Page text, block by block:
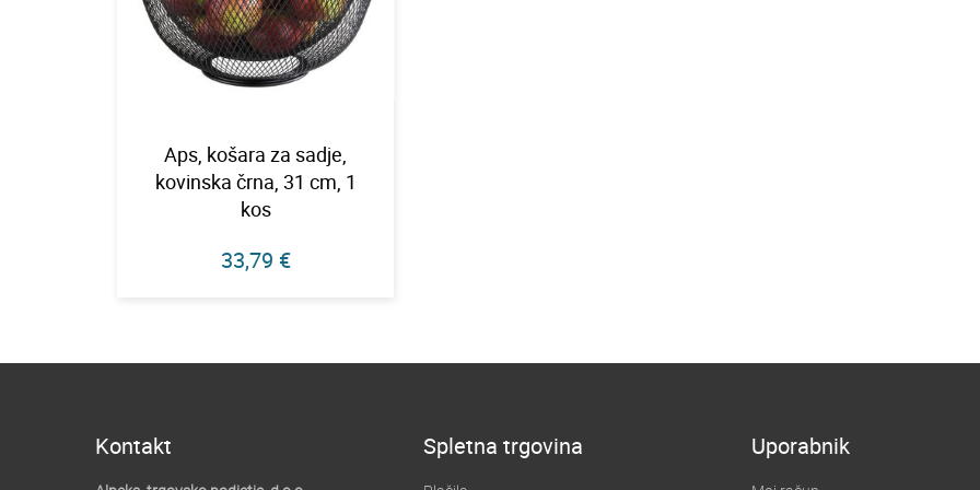
Aps, košara za sadje,
kovinska črna, 31 cm, 1
kos
33,79 €
Kontakt Spletna trgovina Uporabnik